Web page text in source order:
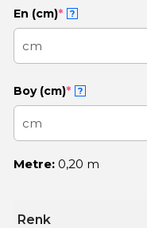
En (cm)* ?
Boy (cm)* ?
Metre: 0,20 m
Renk